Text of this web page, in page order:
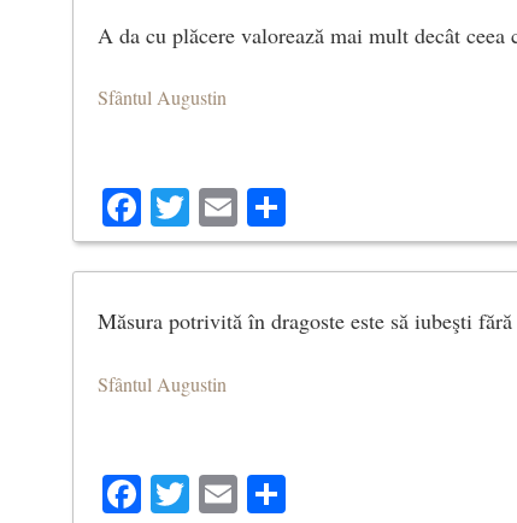
A da cu plăcere valorează mai mult decât ceea
Sfântul Augustin
Facebook
Twitter
Email
Măsura potrivită în dragoste este să iubeşti fără
Sfântul Augustin
Facebook
Twitter
Email